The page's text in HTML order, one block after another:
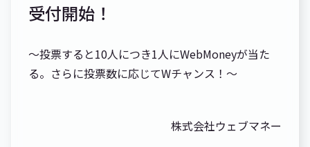
受付開始！
～投票すると10人につき1人にWebMoneyが当た
る。さらに投票数に応じてWチャンス！～
株式会社ウェブマネー